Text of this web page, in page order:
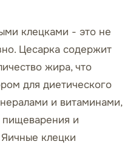
клецками - это не
Цесарка содержит
жира, что
для диетического
и витаминами,
пищеварения и
клецки